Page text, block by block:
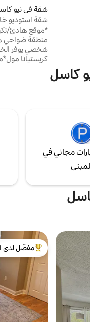
شقة في نيو
شقة استوديو
مجاني/موقع
*موقع هادئ/
منطقة ضواحي
كريستيانا
بهم. أتمنى أن
كاسل
مجاني في
من أبرز
مفضّل لدى